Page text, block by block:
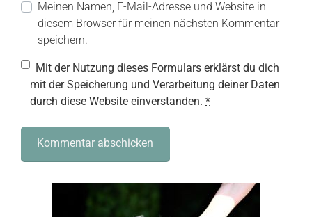
Meinen Namen, E-Mail-Adresse und Website in
diesem Browser für meinen nächsten Kommentar
speichern.
Mit der Nutzung dieses Formulars erklärst du dich
mit der Speicherung und Verarbeitung deiner Daten
durch diese Website einverstanden. *